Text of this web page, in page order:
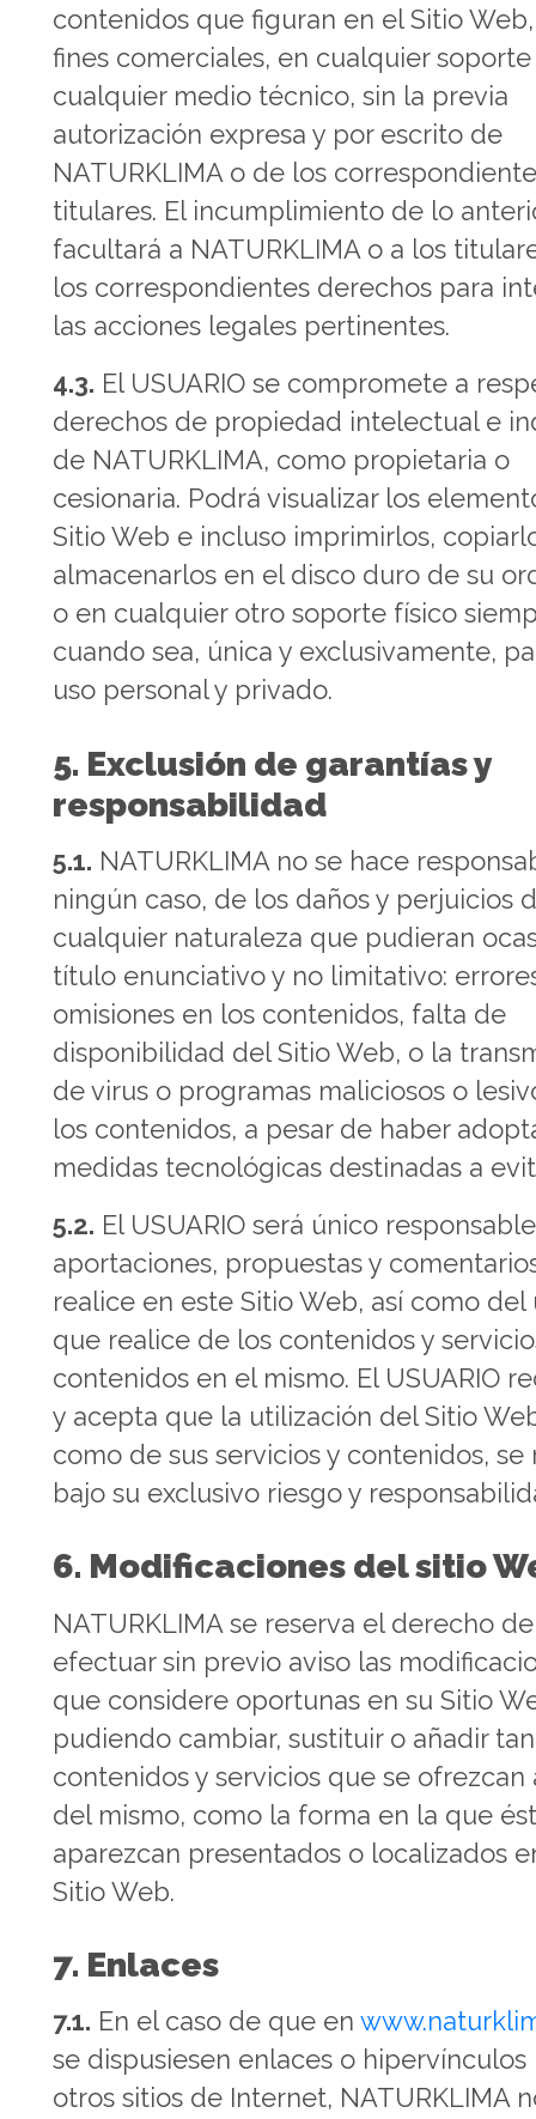
contenidos que figuran en el Sitio
fines comerciales, en cualquier
cualquier medio técnico, sin la previa
autorización expresa y por escrito de
NATURKLIMA o de los
titulares. El incumplimiento de lo
facultará a NATURKLIMA o a los
los correspondientes derechos para
las acciones legales pertinentes.
4.3. El USUARIO se compromete a
derechos de propiedad intelectual e
de NATURKLIMA, como propietaria o
cesionaria. Podrá visualizar los
Sitio Web e incluso imprimirlos,
almacenarlos en el disco duro de su
o en cualquier otro soporte físico
cuando sea, única y exclusivamente,
uso personal y privado.
5. Exclusión de garantías y
responsabilidad
5.1. NATURKLIMA no se hace
ningún caso, de los daños y perjuicios
cualquier naturaleza que pudieran
título enunciativo y no limitativo:
omisiones en los contenidos, falta de
disponibilidad del Sitio Web, o la
de virus o programas maliciosos o
los contenidos, a pesar de haber
medidas tecnológicas destinadas a
5.2. El USUARIO será único
aportaciones, propuestas y
realice en este Sitio Web, así como del
que realice de los contenidos y
contenidos en el mismo. El USUARIO
y acepta que la utilización del Sitio
como de sus servicios y contenidos, se
bajo su exclusivo riesgo y
6. Modificaciones del sitio
NATURKLIMA se reserva el derecho de
efectuar sin previo aviso las
que considere oportunas en su Sitio
pudiendo cambiar, sustituir o añadir
contenidos y servicios que se ofrezcan
del mismo, como la forma en la que
aparezcan presentados o localizados
Sitio Web.
7. Enlaces
7.1. En el caso de que en
se dispusiesen enlaces o hipervínculos
otros sitios de Internet, NATURKLIMA